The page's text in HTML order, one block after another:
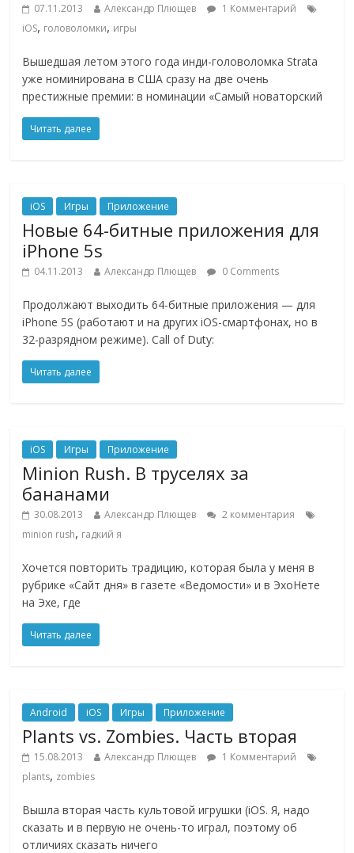
07.11.2013 Александр Плющев
1 Комментарий
iOS, головоломки, игры
Вышедшая летом этого года инди-головоломка Strata
уже номинирована в США сразу на две очень
престижные премии: в номинации «Самый новаторский
Читать далее
iOS Игры Приложение
Новые 64-битные приложения для
iPhone 5s
04.11.2013 Александр Плющев 0 Comments
Продолжают выходить 64-битные приложения — для
iPhone 5S (работают и на других iOS-смартфонах, но в
32-разрядном режиме). Call of Duty:
Читать далее
iOS Игры Приложение
Minion Rush. В труселях за
бананами
30.08.2013 Александр Плющев
2 комментария
minion rush, гадкий я
Хочется повторить традицию, которая была у меня в
рубрике «Сайт дня» в газете «Ведомости» и в ЭхоНете
на Эхе, где
Читать далее
Android iOS Игры Приложение
Plants vs. Zombies. Часть вторая
15.08.2013 Александр Плющев
1 Комментарий
plants, zombies
Вышла вторая часть культовой игрушки (iOS. Я, надо
сказать и в первую не очень-то играл, поэтому об
отличиях сказать ничего